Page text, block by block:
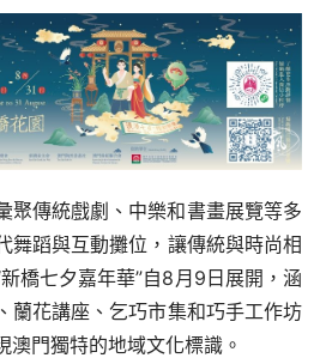
聚傳統戲劇、中樂和書畫展覽等多
舞蹈與互動攤位，讓傳統與時尚相
橋七夕嘉年華”自8月9日展開，涵
蘭花講座、乞巧市集和巧手工作坊
澳門獨特的地域文化標識。